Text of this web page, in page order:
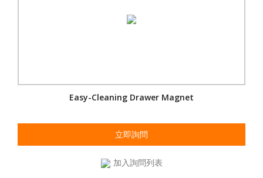
Easy-Cleaning Drawer Magnet
立即詢問
加入詢問列表